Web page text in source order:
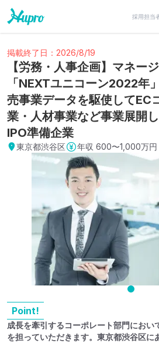
採用担当
掲載終了日：2026/8/19
【労務・人事企画】マネー
「NEXTユニコーン2022年
売事業データを駆使してEC
業・人材事業など事業展開
IPO準備企業
東京都渋谷区 年収 600〜1,000万円
Point!
成長を牽引するコーポレート部門におい
を担っていただきます。東京都渋谷区に